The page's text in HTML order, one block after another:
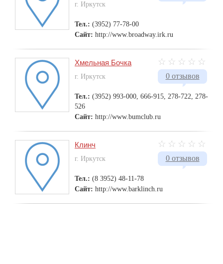
г. Иркутск
Тел.: (3952) 77-78-00
Сайт: http://www.broadway.irk.ru
0 отзывов
Хмельная Бочка
г. Иркутск
Тел.: (3952) 993-000, 666-915, 278-722, 278-
526
Сайт: http://www.bumclub.ru
0 отзывов
Клинч
г. Иркутск
Тел.: (8 3952) 48-11-78
Сайт: http://www.barklinch.ru